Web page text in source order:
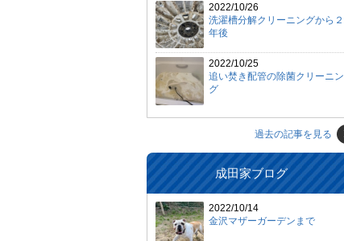
2022/10/26
洗濯槽分解クリーニングから２
年後
2022/10/25
追い焚き配管の除菌クリーニン
グ
過去の記事を見る
成田家ブログ
2022/10/14
金沢マザーガーデンまで